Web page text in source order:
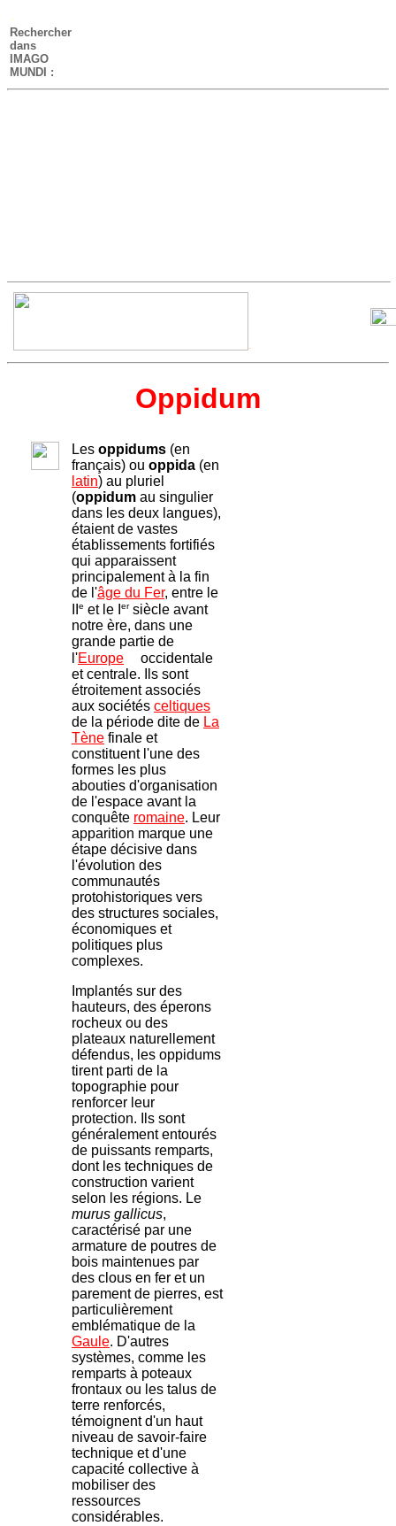
-
Rechercher
dans
IMAGO
MUNDI :
.
-
Oppidum
Les oppidums (en
français) ou oppida (en
latin) au pluriel
(oppidum au singulier
dans les deux langues),
étaient de vastes
établissements fortifiés
qui apparaissent
principalement à la fin
de l'âge du Fer, entre le
e et le I ersiècle avant
notre ère, dans une
grande partie de
l'Europe
occidentale
et centrale. Ils sont
étroitement associés
aux sociétés celtiques
de la période dite de La
Tène finale et
constituent l'une des
formes les plus
abouties d'organisation
de l'espace avant la
conquête romaine. Leur
apparition marque une
étape décisive dans
l'évolution des
communautés
protohistoriques vers
des structures sociales,
économiques et
politiques plus
complexes.
Implantés sur des
hauteurs, des éperons
rocheux ou des
plateaux naturellement
défendus, les oppidums
tirent parti de la
topographie pour
renforcer leur
protection. Ils sont
généralement entourés
de puissants remparts,
dont les techniques de
construction varient
selon les régions. Le
murus gallicus,
caractérisé par une
armature de poutres de
bois maintenues par
des clous en fer et un
parement de pierres, est
particulièrement
emblématique de la
Gaule. D'autres
systèmes, comme les
remparts à poteaux
frontaux ou les talus de
terre renforcés,
témoignent d'un haut
niveau de savoir-faire
technique et d'une
capacité collective à
mobiliser des
ressources
considérables.